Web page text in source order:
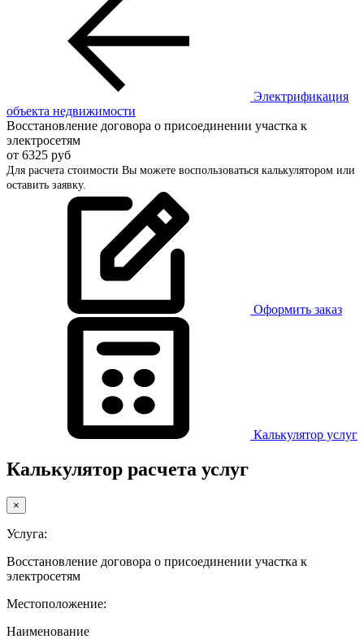
Электрификация
объекта недвижимости
Восстановление договора о присоединении участка к
электросетям
от 6325 руб
Для расчета стоимости Вы можете воспользоваться калькулятором или
оставить заявку.
Оформить заказ
Калькулятор услуг
Калькулятор расчета услуг
×
Услуга:
Восстановление договора о присоединении участка к
электросетям
Местоположение:
Наименование